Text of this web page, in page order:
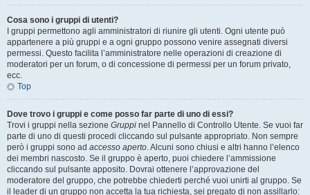
Cosa sono i gruppi di utenti?
I gruppi permettono agli amministratori di riunire gli utenti. Ogni utente può
appartenere a più gruppi e a ogni gruppo possono venire assegnati diversi
permessi. Questo facilita l’amministratore nelle operazioni di creazione di
moderatori per un forum, o di concessione di permessi per un forum privato,
ecc.
Top
Dove trovo i gruppi e come posso far parte di uno di essi?
Trovi i gruppi nella sezione Gruppi nel Pannello di Controllo Utente. Se vuoi far
parte di uno di questi procedi cliccando sul pulsante appropriato. Non sempre
però i gruppi sono ad accesso aperto. Alcuni sono chiusi e altri hanno l’elenco
dei membri nascosto. Se il gruppo è aperto, puoi chiedere l’ammissione
cliccando sul pulsante apposito. Dovrai ottenere l’approvazione del
moderatore del gruppo, che potrebbe chiederti perché vuoi unirti al gruppo. Se
il leader di un gruppo non accetta la tua richiesta, sei pregato di non assillarlo: